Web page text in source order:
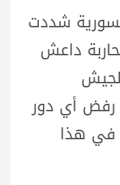
شددت
داعش
رفض أي دور
في هذا